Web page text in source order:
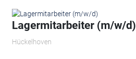
Lagermitarbeiter (m/w/d)
Hückelhoven